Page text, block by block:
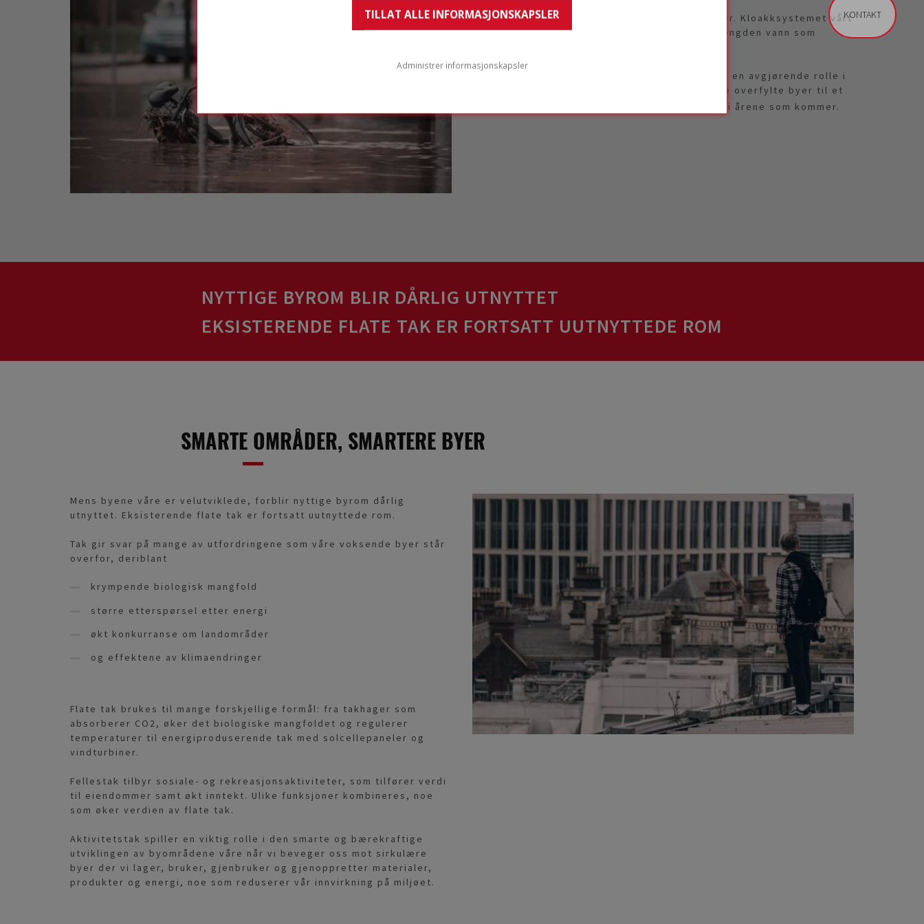
TILLAT ALLE INFORMASJONSKAPSLER
Administrer informasjonskapsler
Kraftig regn gjør gatene våre til brusende elver. Kloakksystemet vårt
klarer rett og slett ikke å takle den enorme mengden vann som
Arkitekter, byplanleggere og ingeniører spiller en avgjørende rolle i
som gjør våre overfylte byer til et
hyggelig sted å jobbe, bo og besøke, i dag og i årene som kommer.
NYTTIGE BYROM BLIR DÅRLIG UTNYTTET
EKSISTERENDE FLATE TAK ER FORTSATT UUTNYTTEDE ROM
SMARTE OMRÅDER, SMARTERE BYER
Mens byene våre er velutviklede, forblir nyttige byrom dårlig
utnyttet. Eksisterende flate tak er fortsatt uutnyttede rom.
Tak gir svar på mange av utfordringene som våre voksende byer står
overfor, deriblant
krympende biologisk mangfold
større etterspørsel etter energi
økt konkurranse om landområder
og effektene av klimaendringer
Flate tak brukes til mange forskjellige formål: fra takhager som
absorberer CO2, øker det biologiske mangfoldet og regulerer
temperaturer til energiproduserende tak med solcellepaneler og
vindturbiner.
Fellestak tilbyr sosiale- og rekreasjonsaktiviteter, som tilfører verdi
til eiendommer samt økt inntekt. Ulike funksjoner kombineres, noe
som øker verdien av flate tak.
Aktivitetstak spiller en viktig rolle i den smarte og bærekraftige
utviklingen av byområdene våre når vi beveger oss mot sirkulære
byer der vi lager, bruker, gjenbruker og gjenoppretter materialer,
produkter og energi, noe som reduserer vår innvirkning på miljøet.
KONTAKT